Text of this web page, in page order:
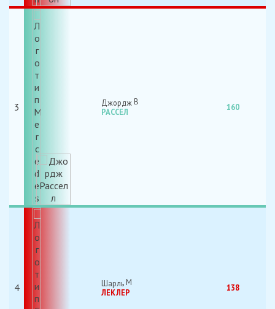
3
Джордж
РАССЕЛ
160
4
Шарль
ЛЕКЛЕР
138